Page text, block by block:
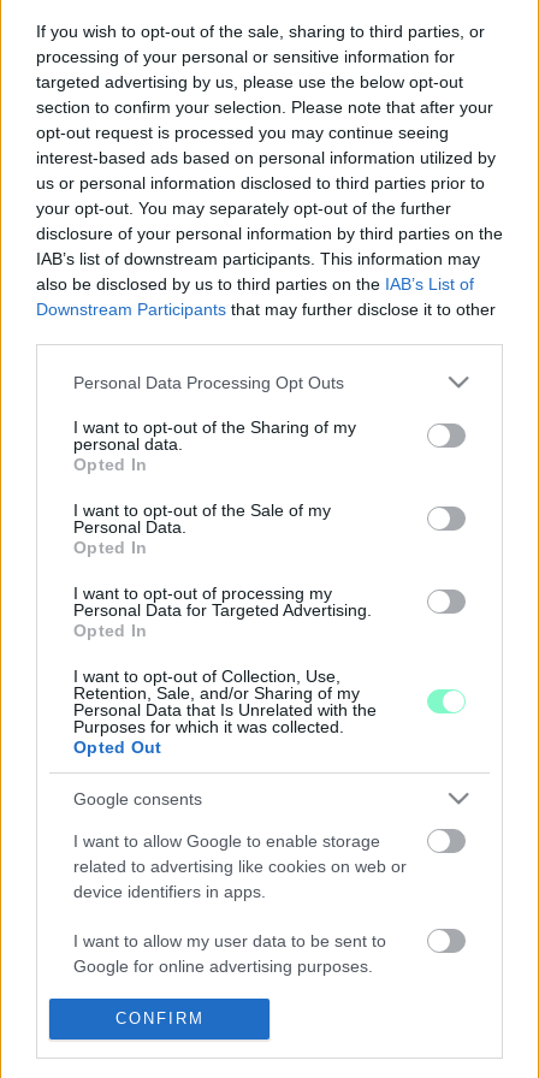
If you wish to opt-out of the sale, sharing to third parties, or
processing of your personal or sensitive information for
targeted advertising by us, please use the below opt-out
section to confirm your selection. Please note that after your
opt-out request is processed you may continue seeing
interest-based ads based on personal information utilized by
us or personal information disclosed to third parties prior to
your opt-out. You may separately opt-out of the further
disclosure of your personal information by third parties on the
IAB’s list of downstream participants. This information may
also be disclosed by us to third parties on the IAB’s List of
Downstream Participants that may further disclose it to other
Please note that this website/app uses one or more Google
not limited to your visit or usage behaviour. You may click to
grant or deny consent to Google and its third-party tags to
use your data for below specified purposes in below Google
consent section.
Personal Data Processing Opt Outs
I want to opt-out of the Sharing of my
personal data.
Opted In
I want to opt-out of the Sale of my
Personal Data.
Opted In
I want to opt-out of processing my
Personal Data for Targeted Advertising.
Opted In
I want to opt-out of Collection, Use,
Retention, Sale, and/or Sharing of my
Personal Data that Is Unrelated with the
Purposes for which it was collected.
Opted Out
Google consents
I want to allow Google to enable storage
related to advertising like cookies on web or
device identifiers in apps.
I want to allow my user data to be sent to
Google for online advertising purposes.
I want to allow Google to send me
personalized advertising.
CONFIRM
Vagy épp ellenkezőleg? Előremenekül a Fidesz és megmenti a
kampányát? Mekkora kárt okozhat a kormánypártoknak a
botrány, profitálhat-e ebből az ellenzék, miért nem kell óriási
változásokat várni a lemondástól, végül miért épp most tört ki a
hónapok óta húzódó ügy?
KÖVÉR LÁSZLÓ BESZÉDE TITKOSSZOLGÁLATI
VEZETŐKNEK: AZ ELLENZÉK A LEGNAGYOBB
NEMZETBIZTONSÁGI VESZÉLY
2021. november. 27. 09:54
A volt titokminiszter, a parlament jelenlegi fideszes elnöke erről
2020 februárjában beszélt, szavai most kerültek
nyilvánosságra.
LEFOTÓZTA SZIJJÁRTÓ PÉTER ADRIAI
JACHTOZÁSÁT, KÉT TELEFONJÁT IS
FELTÖRTÉK AZ IZRAELI KÉMPROGRAMMAL
2021. szeptember. 22. 20:00
Nincs itt semmi látnivaló...
TITKOSÍTOTTÁK A NEMZETBIZTONSÁGI
BIZOTTSÁG ÜLÉSÉN ELHANGZOTTAKAT
A testület kormánypárti tagjai semmit nem bíztak a véletlenre.
Viszont pozitívum, hogy a fideszes és KDNP-s képviselők
megtisztelték jelenlétükkel a bizottság ülését.
PEGASUS-BOTRÁNY: TÖBBSZÖR IS
FELTÖRTÉK EGY ELLENZÉKI
MÉDIATULAJDONOS TELEFONJÁT
2021. szeptember. 08. 21:44
HATÓSÁG A MEGFIGYELÉSI BOTRÁNNYAL
KAPCSOLATBAN
2021. augusztus. 06. 08:32
GYURCSÁNY: BÖRTÖN LESZ EBBŐL, FIÚK ÉS
2021. augusztus. 02. 20:26
A Pegasus-botrány legújabb fejleményére reagált a DK elnöke.